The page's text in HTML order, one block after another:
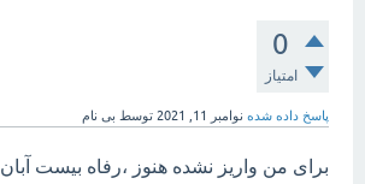
0
امتیاز
پاسخ داده شده نوامبر 11, 2021 توسط بی نام
برای من واریز نشده هنوز ،رفاه بیست آبان